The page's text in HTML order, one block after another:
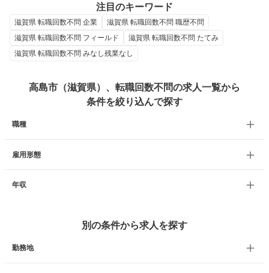
注目のキーワード
滋賀県 転職回数不問 企業
滋賀県 転職回数不問 職歴不問
滋賀県 転職回数不問 フィールド
滋賀県 転職回数不問 たてみ
滋賀県 転職回数不問 みなし残業なし
高島市（滋賀県）、転職回数不問の求人一覧から
条件を絞り込んで探す
職種
雇用形態
年収
別の条件から求人を探す
勤務地